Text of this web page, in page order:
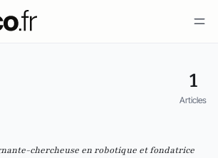
1
Articles
chercheuse en robotique et fondatrice